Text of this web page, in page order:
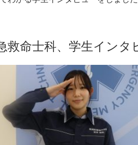
救命士科、学生インタ